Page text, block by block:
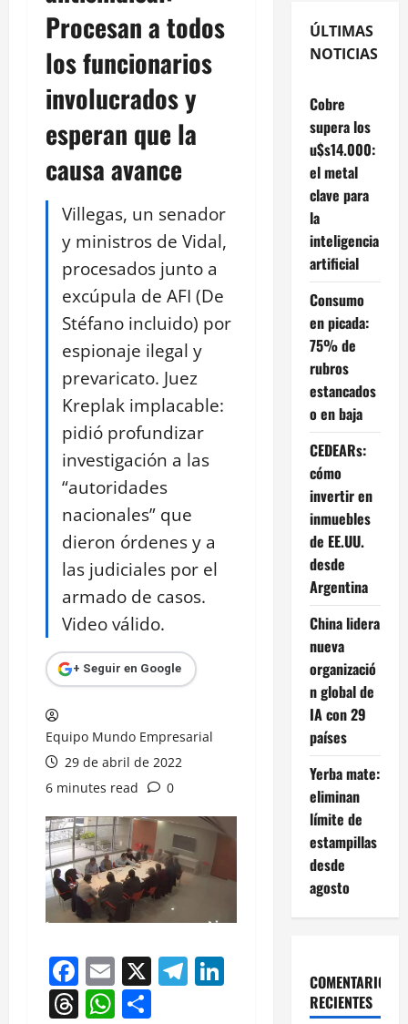
Procesan a todos
los funcionarios
involucrados y
esperan que la
causa avance
Villegas, un senador
y ministros de Vidal,
procesados junto a
excúpula de AFI (De
Stéfano incluido) por
espionaje ilegal y
prevaricato. Juez
Kreplak implacable:
pidió profundizar
investigación a las
“autoridades
nacionales” que
dieron órdenes y a
las judiciales por el
armado de casos.
Video válido.
+ Seguir en Google
Equipo Mundo Empresarial
29 de abril de 2022
6 minutes read
0
Facebook
Email
X Telegram
LinkedIn
Threads
WhatsApp
ÚLTIMAS
NOTICIAS
Cobre
supera los
u$s14.000:
el metal
clave para
la
inteligencia
artificial
Consumo
en picada:
75% de
rubros
estancados
o en baja
CEDEARs:
cómo
invertir en
inmuebles
de EE.UU.
desde
Argentina
China lidera
nueva
organizació
n global de
IA con 29
países
Yerba mate:
eliminan
límite de
estampillas
desde
agosto
COMENTARIOS
RECIENTES